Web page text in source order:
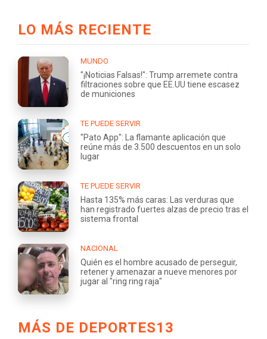
LO MÁS RECIENTE
MUNDO
"¡Noticias Falsas!": Trump arremete contra
filtraciones sobre que EE.UU tiene escasez
de municiones
TE PUEDE SERVIR
"Pato App": La flamante aplicación que
reúne más de 3.500 descuentos en un solo
lugar
TE PUEDE SERVIR
Hasta 135% más caras: Las verduras que
han registrado fuertes alzas de precio tras el
sistema frontal
NACIONAL
Quién es el hombre acusado de perseguir,
retener y amenazar a nueve menores por
jugar al "ring ring raja"
MÁS DE DEPORTES13